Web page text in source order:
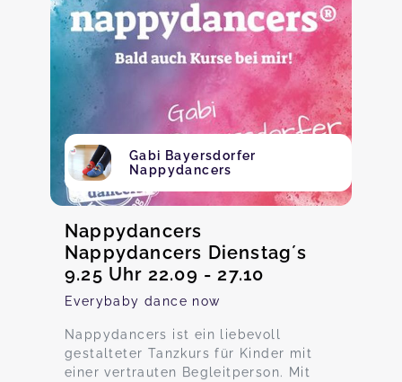
Gabi Bayersdorfer
Nappydancers
Nappydancers
Nappydancers Dienstag´s
9.25 Uhr 22.09 - 27.10
Everybaby dance now
Nappydancers ist ein liebevoll
gestalteter Tanzkurs für Kinder mit
einer vertrauten Begleitperson. Mit